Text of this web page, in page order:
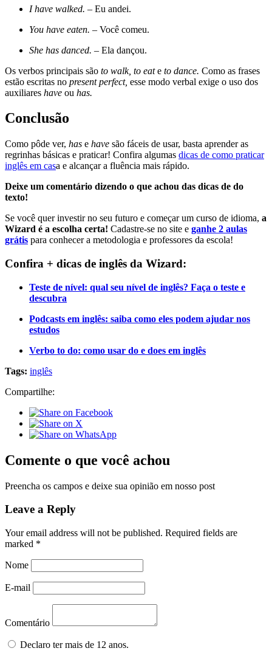
I have walked. – Eu andei.
You have eaten. – Você comeu.
She has danced. – Ela dançou.
Os verbos principais são to walk, to eate to dance. Como as frases
estão escritas no present perfect, esse modo verbal exige o uso dos
auxiliares have ou has.
Conclusão
Como pôde ver, has e have são fáceis de usar, basta aprender as
regrinhas básicas e praticar! Confira algumas dicas de como praticar
inglês em casa e alcançar a fluência mais rápido.
Deixe um comentário dizendo o que achou das dicas de do
texto!
Se você quer investir no seu futuro e começar um curso de idioma, a
Wizard é a escolha certa! Cadastre-se no site e ganhe 2 aulas
grátis para conhecer a metodologia e professores da escola!
Confira + dicas de inglês da Wizard:
Teste de nível: qual seu nível de inglês? Faça o teste e
descubra
Podcasts em inglês: saiba como eles podem ajudar nos
estudos
Verbo to do: como usar do e does em inglês
Tags: inglês
Compartilhe:
Comente o que você achou
Preencha os campos e deixe sua opinião em nosso post
Leave a Reply
Your email address will not be published. Required fields are
marked *
Nome
E-mail
Comentário
Declaro ter mais de 12 anos.